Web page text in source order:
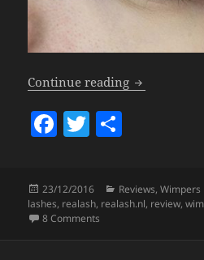
Continue reading Long
F
e
b
T
erre
Posted
on
23/12/2016 Categories
Reviews,Wimpers
lashes, realash, realash.nl, review,
8 Comments